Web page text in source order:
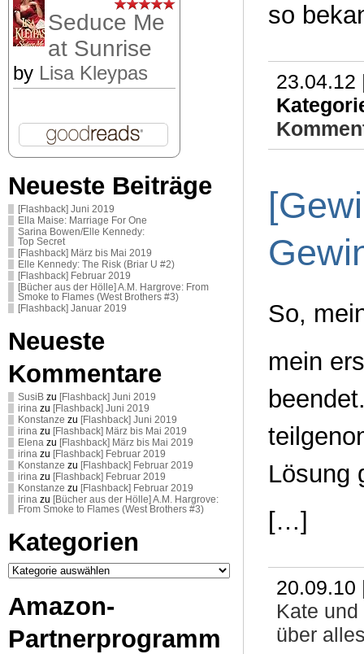
Seduce Me
at Sunrise
by Lisa Kleypas
Neueste Beiträge
[Flashback] Juni 2019
Ella Maise: Marriage For One
Sarina Bowen/Elle Kennedy:
Top Secret
[Flashback] März bis Mai 2019
Elle Kennedy: The Risk (Briar U #2)
[Flashback] Februar 2019
[Bücher aus der Hölle] A.M. Hargrove: From
Smoke to Flames (West Brothers #3)
[Flashback] Januar 2019
Neueste
Kommentare
SusiB zu [Flashback] Juni 2019
irina zu [Flashback] Juni 2019
Konstanze zu [Flashback] Juni 2019
irina zu [Flashback] März bis Mai 2019
Elena zu [Flashback] März bis Mai 2019
irina zu [Flashback] Februar 2019
Konstanze zu [Flashback] Februar 2019
irina zu [Flashback] Februar 2019
Konstanze zu [Flashback] Februar 2019
irina zu [Bücher aus der Hölle] A.M. Hargrove:
From Smoke to Flames (West Brothers #3)
Kategorien
Kategorien
Amazon-
Partnerprogramm
so
So,
mein
Lösung
[…]
Kate und
über